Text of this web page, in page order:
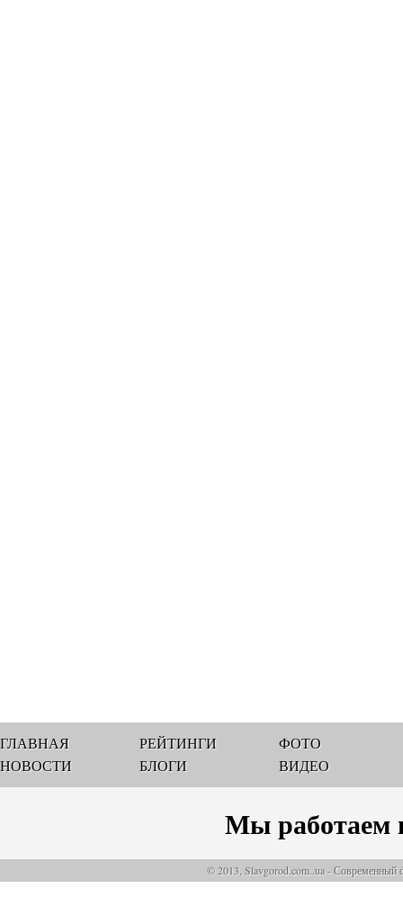
ГЛАВНАЯ
НОВОСТИ
РЕЙТИНГИ
БЛОГИ
ФОТО
ВИДЕО
Мы работаем
© 2013, Slavgorod.com..ua - Современный